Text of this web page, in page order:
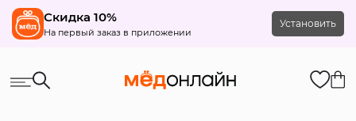
Скидка 10%
На первый заказ в приложении
Установить